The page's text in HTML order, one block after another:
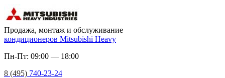
Продажа, монтаж и обслуживание
кондиционеров Mitsubishi Heavy
Пн-Пт: 09:00 — 18:00
8 (495) 740-23-24